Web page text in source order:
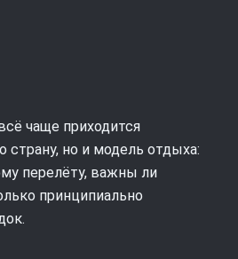
чаще приходится
страну, но и модель отдыха:
перелёту, важны ли
принципиально